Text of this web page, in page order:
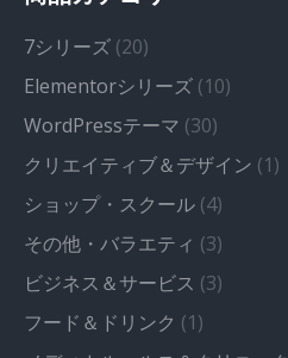
7シリーズ (20)
Elementorシリーズ (10)
WordPressテーマ (30)
クリエイティブ＆デザイン (1)
ショップ・スクール (4)
その他・バラエティ (3)
ビジネス＆サービス (3)
フード＆ドリンク (1)